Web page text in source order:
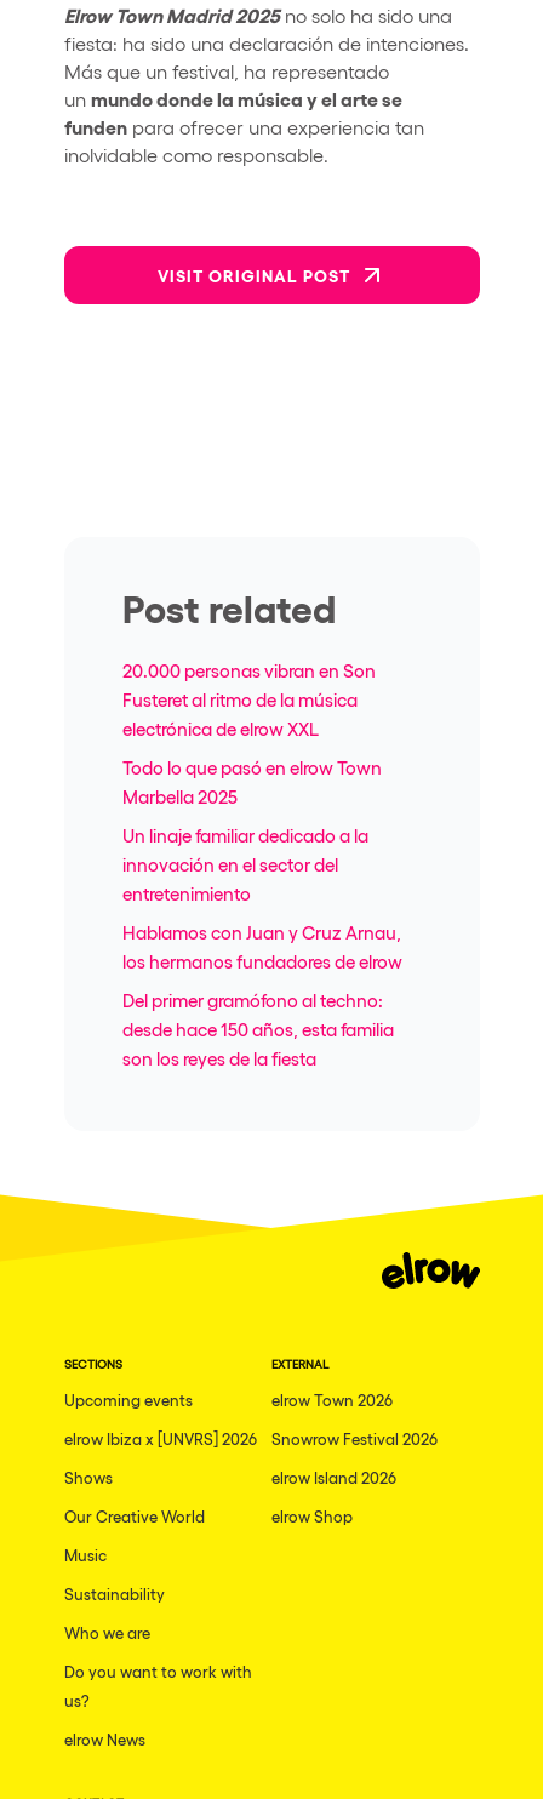
Elrow Town Madrid 2025no solo ha sido una
fiesta: ha sido una declaración de intenciones.
Más que un festival, ha representado
un mundo donde la música y el arte se
fundenpara ofrecer una experiencia tan
inolvidable como responsable.
VISIT ORIGINAL POST
Post related
20.000 personas vibran en Son
Fusteret al ritmo de la música
electrónica de elrow XXL
Todo lo que pasó en elrow Town
Marbella 2025
Un linaje familiar dedicado a la
innovación en el sector del
entretenimiento
Hablamos con Juan y Cruz Arnau,
los hermanos fundadores de elrow
Del primer gramófono al techno:
desde hace 150 años, esta familia
son los reyes de la fiesta
SECTIONS
Upcoming events
elrow Ibiza x [UNVRS] 2026
Shows
Our Creative World
Music
Sustainability
Who we are
Do you want to work with
us?
elrow News
EXTERNAL
elrow Town 2026
Snowrow Festival 2026
elrow Island 2026
elrow Shop